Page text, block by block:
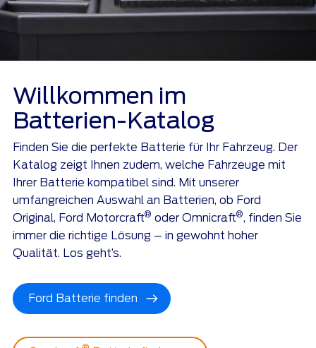
Willkommen im
Batterien-Katalog
Finden Sie die perfekte Batterie für Ihr Fahrzeug. Der
Katalog zeigt Ihnen zudem, welche Fahrzeuge mit
Ihrer Batterie kompatibel sind. Mit unserer
umfangreichen Auswahl an Batterien, ob Ford
Original, Ford Motorcraft® oder Omnicraft®, finden Sie
immer die richtige Lösung – in gewohnt hoher
Qualität. Los geht’s.
Ford Batterie finden